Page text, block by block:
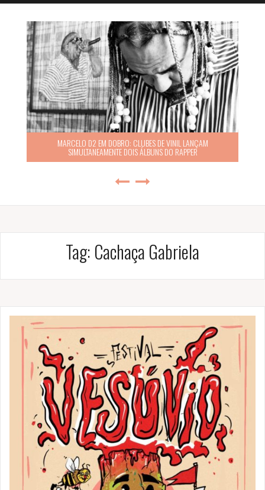
MARCELO D2 EM DOBRO: CLUBES DE VINIL LANÇAM
SIMULTANEAMENTE DOIS ÁLBUNS DO RAPPER
Tag: Cachaça Gabriela